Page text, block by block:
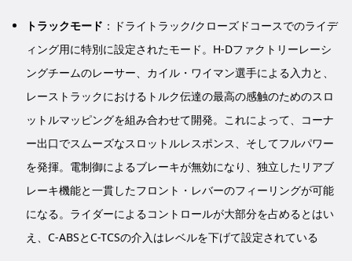
トラックモード ：ドライトラック/クローズドコースでのライデ
ィング用に特別に設定されたモード。H-Dファクトリーレーシ
ングチームのレーサー、カイル・ワイマン選手による入力と、
レーストラックにおけるトルク伝達の最高の感触のためのスロ
ットルマッピングを組み合わせて開発。これによって、コーナ
ー出口でスムーズなスロットルレスポンス、そしてフルパワー
を発揮。電制御によるブレーキが無効になり、独立したリアブ
レーキ機能と一貫したフロント・レバーのフィーリングが可能
になる。ライダーによるコントロールが大部分を占めるとはい
え、C-ABSとC-TCSの介入はレベルを下げて設定されている